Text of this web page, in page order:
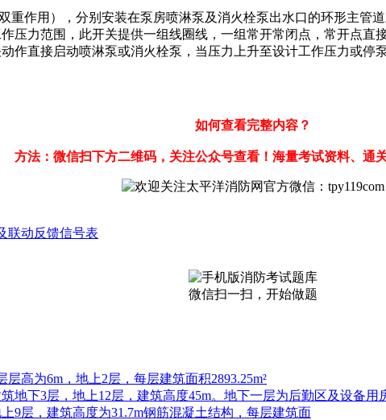
重作用），分别安装在泵房喷淋泵及消火栓泵出水口的环形主管
压力范围，此开关提供一组线圈线，一组常开常闭点，常开点
作直接启动喷淋泵或消火栓泵，当压力上升至设计工作压力或停
如何查看完整内容？
方法：微信扫下方二维码，关注公众号查看！海量考试资料、通
联动反馈信号表
微信扫一扫，开始做题
高为6m，地上2层，每层建筑面积2893.25m²
地下3层，地上12层，建筑高度45m。地下一层为后勤区及设备用
9层，建筑高度为31.7m钢筋混凝土结构，每层建筑面